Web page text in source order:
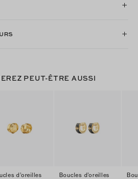
PEUT-ÊTRE AUSSI
d’oreilles
Boucles d’oreilles